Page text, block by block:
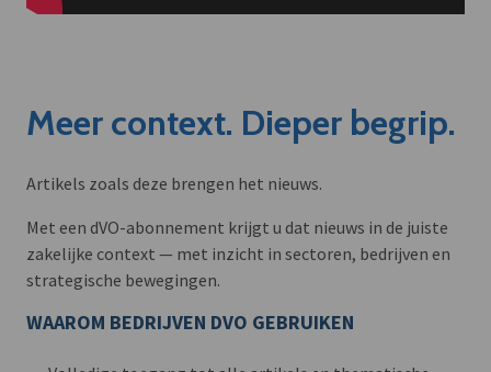
Meer context. Dieper begrip.
Artikels zoals deze brengen het nieuws.
Met een dVO-abonnement krijgt u dat nieuws in de juiste
zakelijke context — met inzicht in sectoren, bedrijven en
strategische bewegingen.
WAAROM BEDRIJVEN DVO GEBRUIKEN